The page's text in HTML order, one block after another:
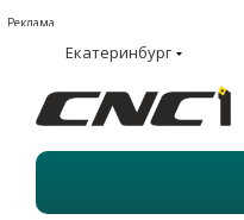
Реклама
Екатеринбург